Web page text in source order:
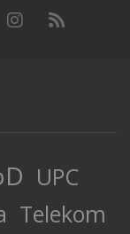
UPC
Telekom